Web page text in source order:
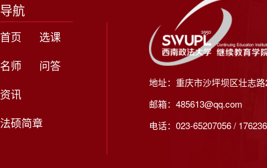
导航
首页
选课
名师
问答
资讯
法硕简章
地址：重庆市沙坪坝区壮志
邮箱：485613@qq.com
电话：023-65207056 /